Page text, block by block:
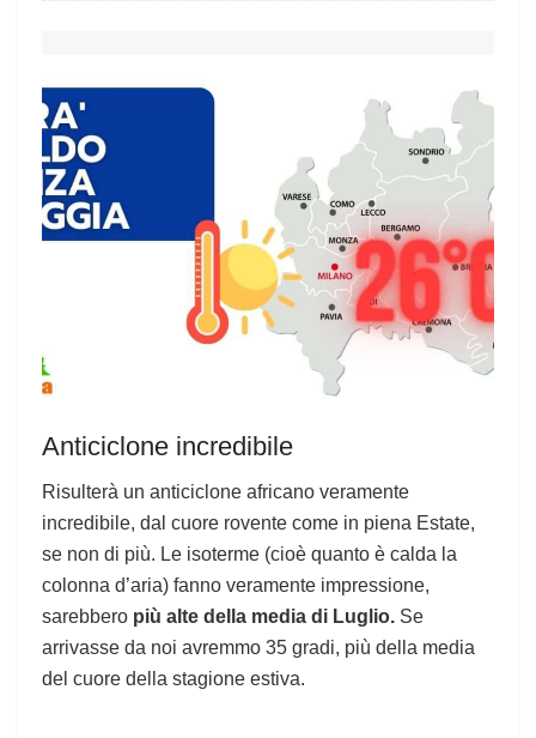
Anticiclone incredibile
Risulterà un anticiclone africano veramente
incredibile, dal cuore rovente come in piena Estate,
se non di più. Le isoterme (cioè quanto è calda la
colonna d’aria) fanno veramente impressione,
sarebbero più alte della media di Luglio. Se
arrivasse da noi avremmo 35 gradi, più della media
del cuore della stagione estiva.